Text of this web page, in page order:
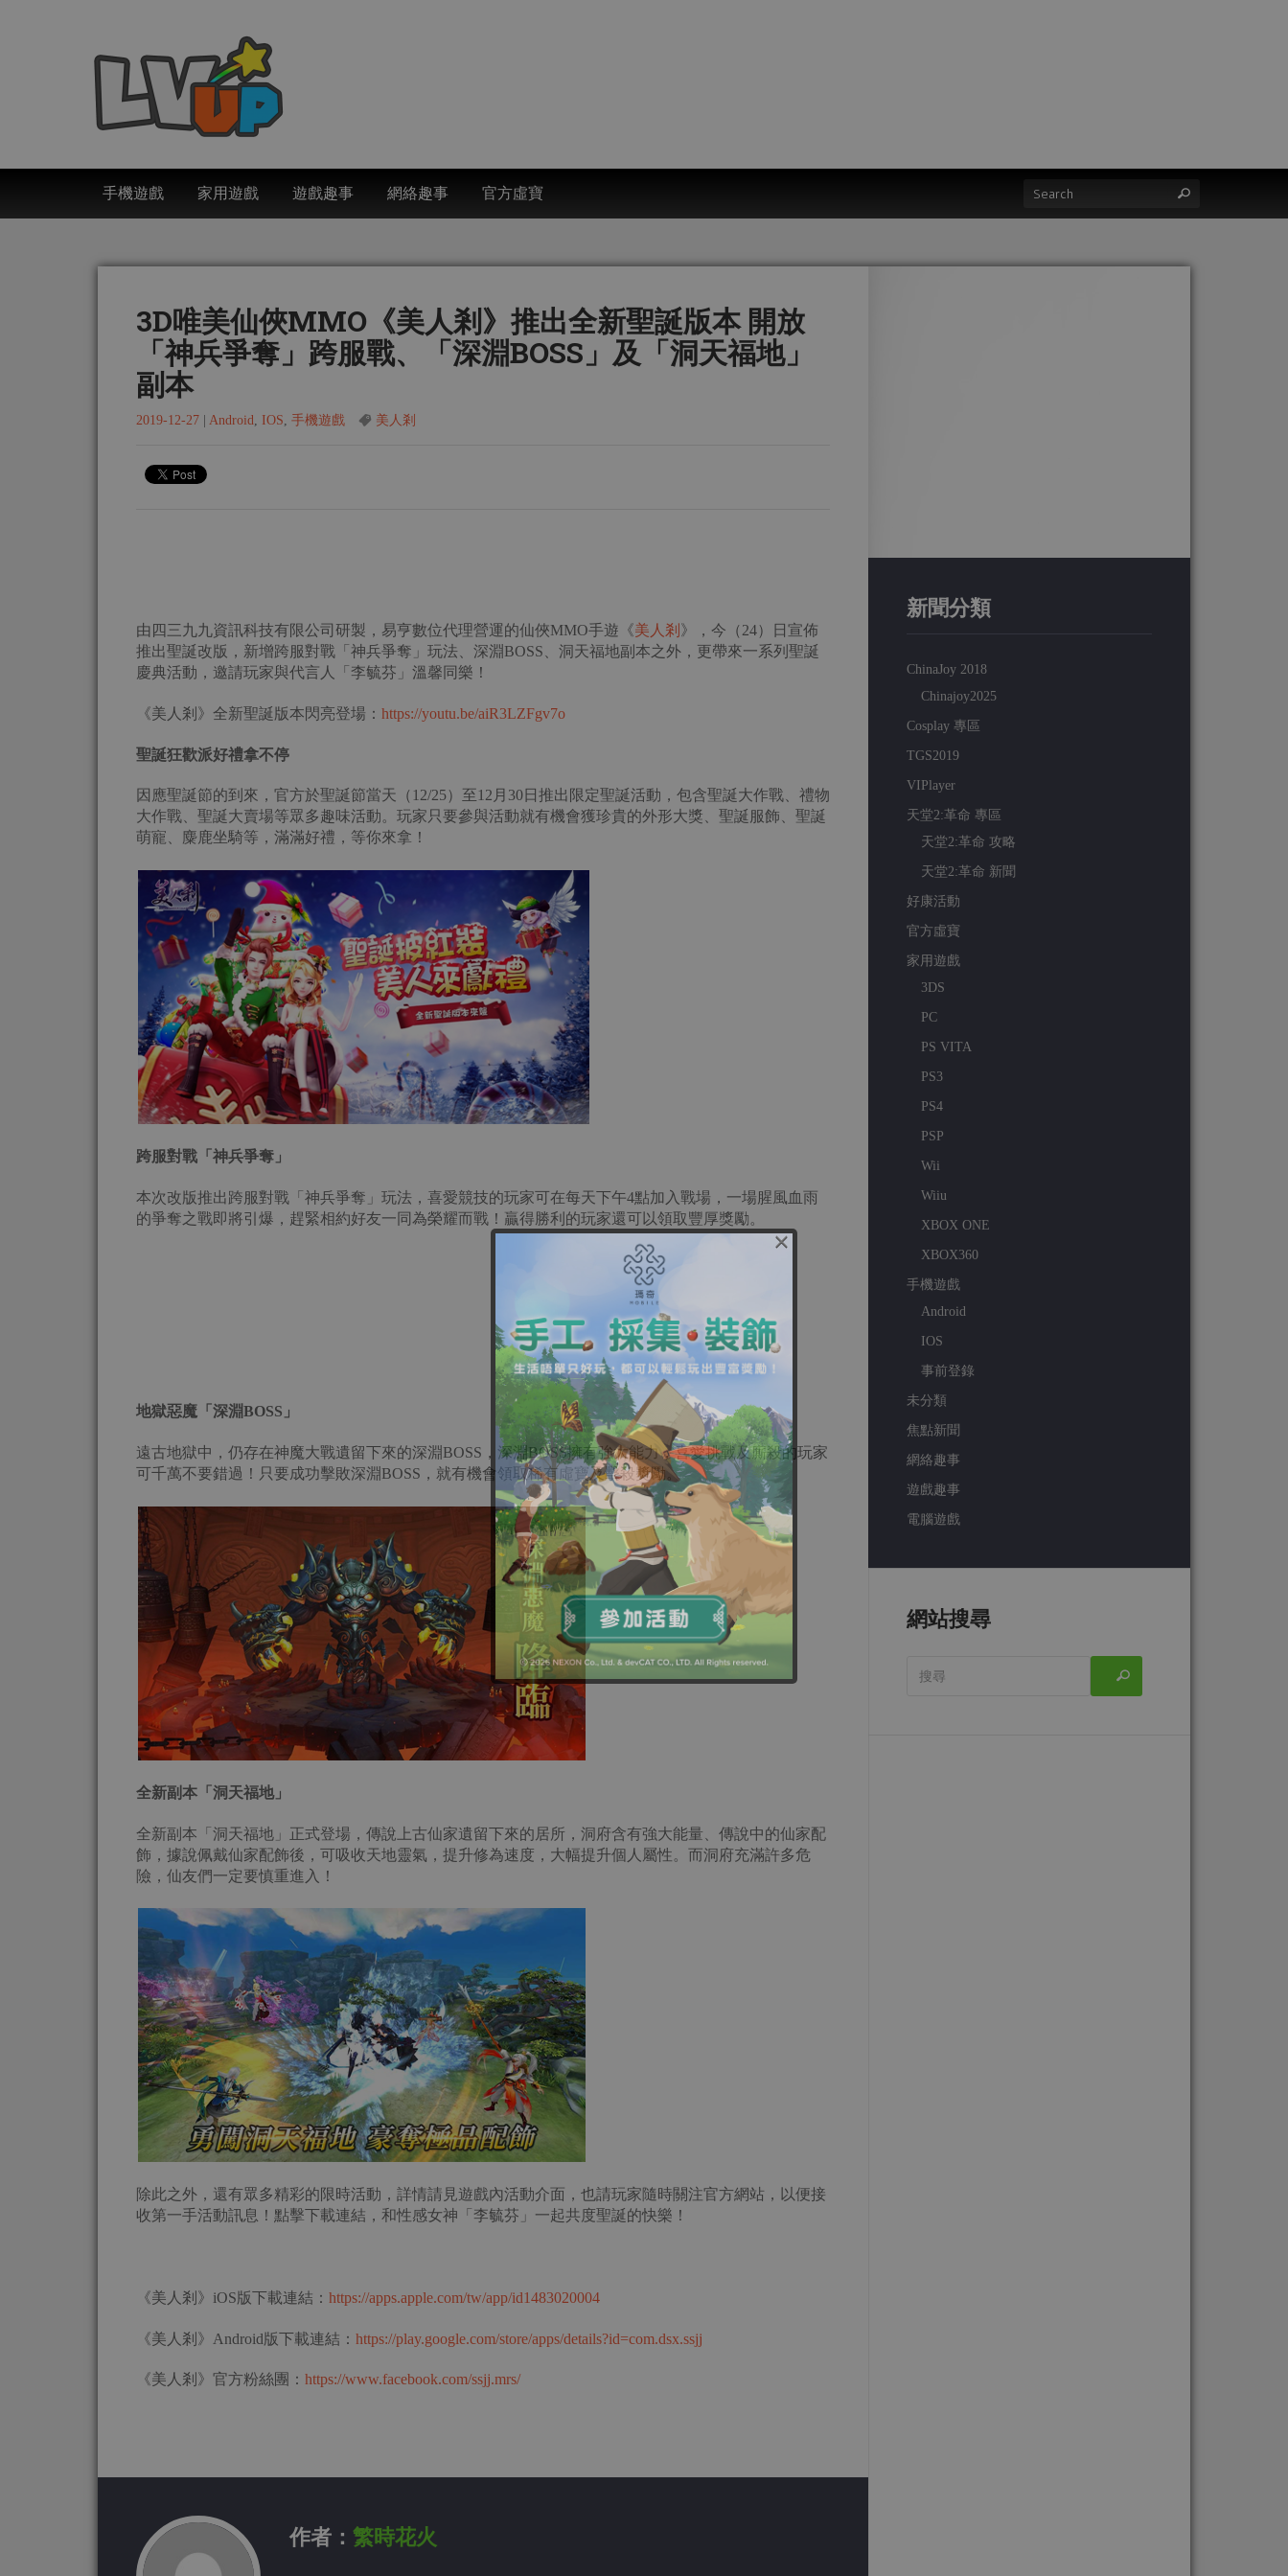
手機遊戲 家用遊戲 遊戲趣事 網絡趣事 官方虛寶
3D唯美仙俠MMO《美人剎》推出全新聖誕版本 開放
「神兵爭奪」跨服戰、「深淵BOSS」及「洞天福地」
副本
2019-12-27 Android, IOS, 手機遊戲 美人剎
由四三九九資訊科技有限公司研製，易亨數位代理營運的仙俠MMO手遊《美人剎 》，今（24）日宣佈
推出聖誕改版，新增跨服對戰「神兵爭奪」玩法、深淵BOSS、洞天福地副本之外，更帶來一系列聖誕
慶典活動，邀請玩家與代言人「李毓芬」溫馨同樂！
《美人剎》全新聖誕版本閃亮登場： https://youtu.be/aiR3LZFgv7o
聖誕狂歡派好禮拿不停
因應聖誕節的到來，官方於聖誕節當天（12/25）至12月30日推出限定聖誕活動，包含聖誕大作戰、禮物
大作戰、聖誕大賣場等眾多趣味活動。玩家只要參與活動就有機會獲珍貴的外形大獎、聖誕服飾、聖誕
萌寵、麋鹿坐騎等，滿滿好禮，等你來拿！
跨服對戰 「 神兵爭奪 」
本次改版推出跨服對戰「神兵爭奪」玩法，喜愛競技的玩家可在每天下午4點加入戰場，一場腥風血雨
的爭奪之戰即將引爆，趕緊相約好友一同為榮耀而戰！贏得勝利的玩家還可以領取豐厚獎勵。
地獄惡魔 「 深淵BOSS 」
遠古地獄中，仍存在神魔大戰遺留下來的深淵BOSS，深淵BOSS擁有強大能力，喜愛挑戰及廝殺的玩家
可千萬不要錯過！只要成功擊敗深淵BOSS，就有機會領取稀有虛寶及擊殺獎勵。
全新副本 「 洞天福地」
全新副本「洞天福地」正式登場，傳說上古仙家遺留下來的居所，洞府含有強大能量、傳說中的仙家配
飾，據說佩戴仙家配飾後，可吸收天地靈氣，提升修為速度，大幅提升個人屬性。而洞府充滿許多危
險，仙友們一定要慎重進入！
除此之外，還有眾多精彩的限時活動，詳情請見遊戲內活動介面，也請玩家隨時關注官方網站，以便接
收第一手活動訊息！點擊下載連結，和性感女神「李毓芬」一起共度聖誕的快樂！
《美人剎》iOS版下載連結： https://apps.apple.com/tw/app/id1483020004
《美人剎》Android版下載連結： https://play.google.com/store/apps/details?id=com.dsx.ssjj
《美人剎》官方粉絲團： https://www.facebook.com/ssjj.mrs/
作者： 繁時花火
新聞分類
ChinaJoy 2018
Chinajoy2025
Cosplay 專區
TGS2019
VIPlayer
天堂2:革命 專區
天堂2:革命 攻略
天堂2:革命 新聞
好康活動
官方虛寶
家用遊戲
3DS
PC
PS VITA
PS3
PS4
PSP
Wii
Wiiu
XBOX ONE
XBOX360
手機遊戲
Android
IOS
事前登錄
未分類
焦點新聞
網絡趣事
遊戲趣事
電腦遊戲
網站搜尋
×